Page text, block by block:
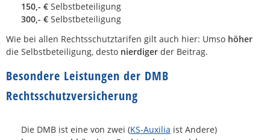
150,- € Selbstbeteiligung
300,- € Selbstbeteiligung
Wie bei allen Rechtsschutztarifen gilt auch hier: Umso höher
die Selbstbeteiligung, desto nierdiger der Beitrag.
Besondere Leistungen der DMB
Rechtsschutzversicherung
Die DMB ist eine von zwei (KS-Auxilia ist Andere)